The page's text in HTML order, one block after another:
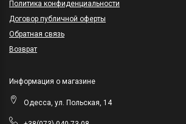
Политика конфиденциальности
Договор публичной оферты
Обратная связь
Возврат
Информация о магазине
Одесса, ул. Польская, 14